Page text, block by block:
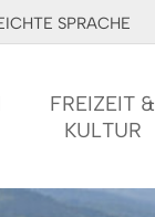
SPRACHE
FREIZEIT &
KULTUR